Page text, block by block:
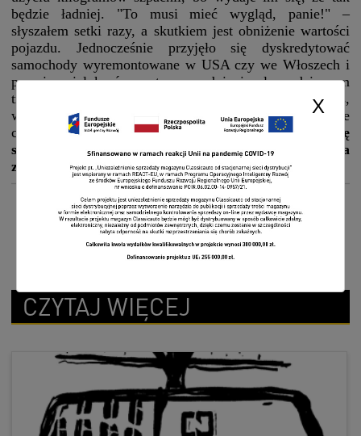
X
będzie ładniej. "To musi mieć wygląd, panie!" –
słyszałem setki razy, a skutkiem jest obniżenie wartości
pojazdu. Jednocześnie przyjęło się dyskredytować
samochody wyremontowane w USA czy we Włoszech i
pewnie wielokroć ma to uzasadnienie, lecz dziwnym
trafem to wozy odrestaurowane tam, a nie u nas,
wygrywają konkursy typu Pebble Beach, Villa D’Este
czy Salon Privé.Decydując się na renowację
samochodu w Polsce, trzeba mieć nerwy ze stali i jaja
ze spiżu
lub zwyczajnie nie po kolei w głowie.
CZYTAJ WIĘCEJ